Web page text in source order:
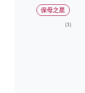
保母之星
(3)